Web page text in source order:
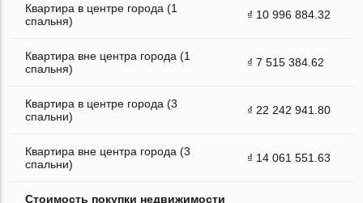
Квартира в центре города (1
спальня)
₫ 10 996 884.32
Квартира вне центра города (1
спальня)
₫ 7 515 384.62
Квартира в центре города (3
спальни)
₫ 22 242 941.80
Квартира вне центра города (3
спальни)
₫ 14 061 551.63
Стоимость покупки недвижимости